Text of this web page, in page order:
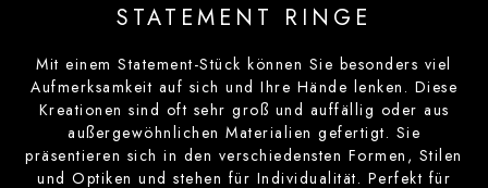
STATEMENT RINGE
Mit einem Statement-Stück können Sie besonders viel
Aufmerksamkeit auf sich und Ihre Hände lenken. Diese
Kreationen sind oft sehr groß und auffällig oder aus
außergewöhnlichen Materialien gefertigt. Sie
präsentieren sich in den verschiedensten Formen, Stilen
und Optiken und stehen für Individualität. Perfekt für